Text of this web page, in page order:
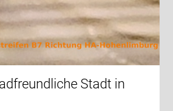
Stadt in